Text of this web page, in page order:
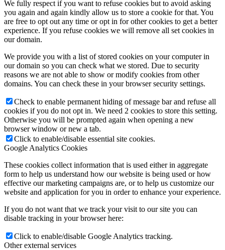
We fully respect if you want to refuse cookies but to avoid asking
you again and again kindly allow us to store a cookie for that. You
are free to opt out any time or opt in for other cookies to get a better
experience. If you refuse cookies we will remove all set cookies in
our domain.
We provide you with a list of stored cookies on your computer in
our domain so you can check what we stored. Due to security
reasons we are not able to show or modify cookies from other
domains. You can check these in your browser security settings.
Check to enable permanent hiding of message bar and refuse all
cookies if you do not opt in. We need 2 cookies to store this setting.
Otherwise you will be prompted again when opening a new
browser window or new a tab.
Click to enable/disable essential site cookies.
Google Analytics Cookies
These cookies collect information that is used either in aggregate
form to help us understand how our website is being used or how
effective our marketing campaigns are, or to help us customize our
website and application for you in order to enhance your experience.
If you do not want that we track your visit to our site you can
disable tracking in your browser here:
Click to enable/disable Google Analytics tracking.
Other external services